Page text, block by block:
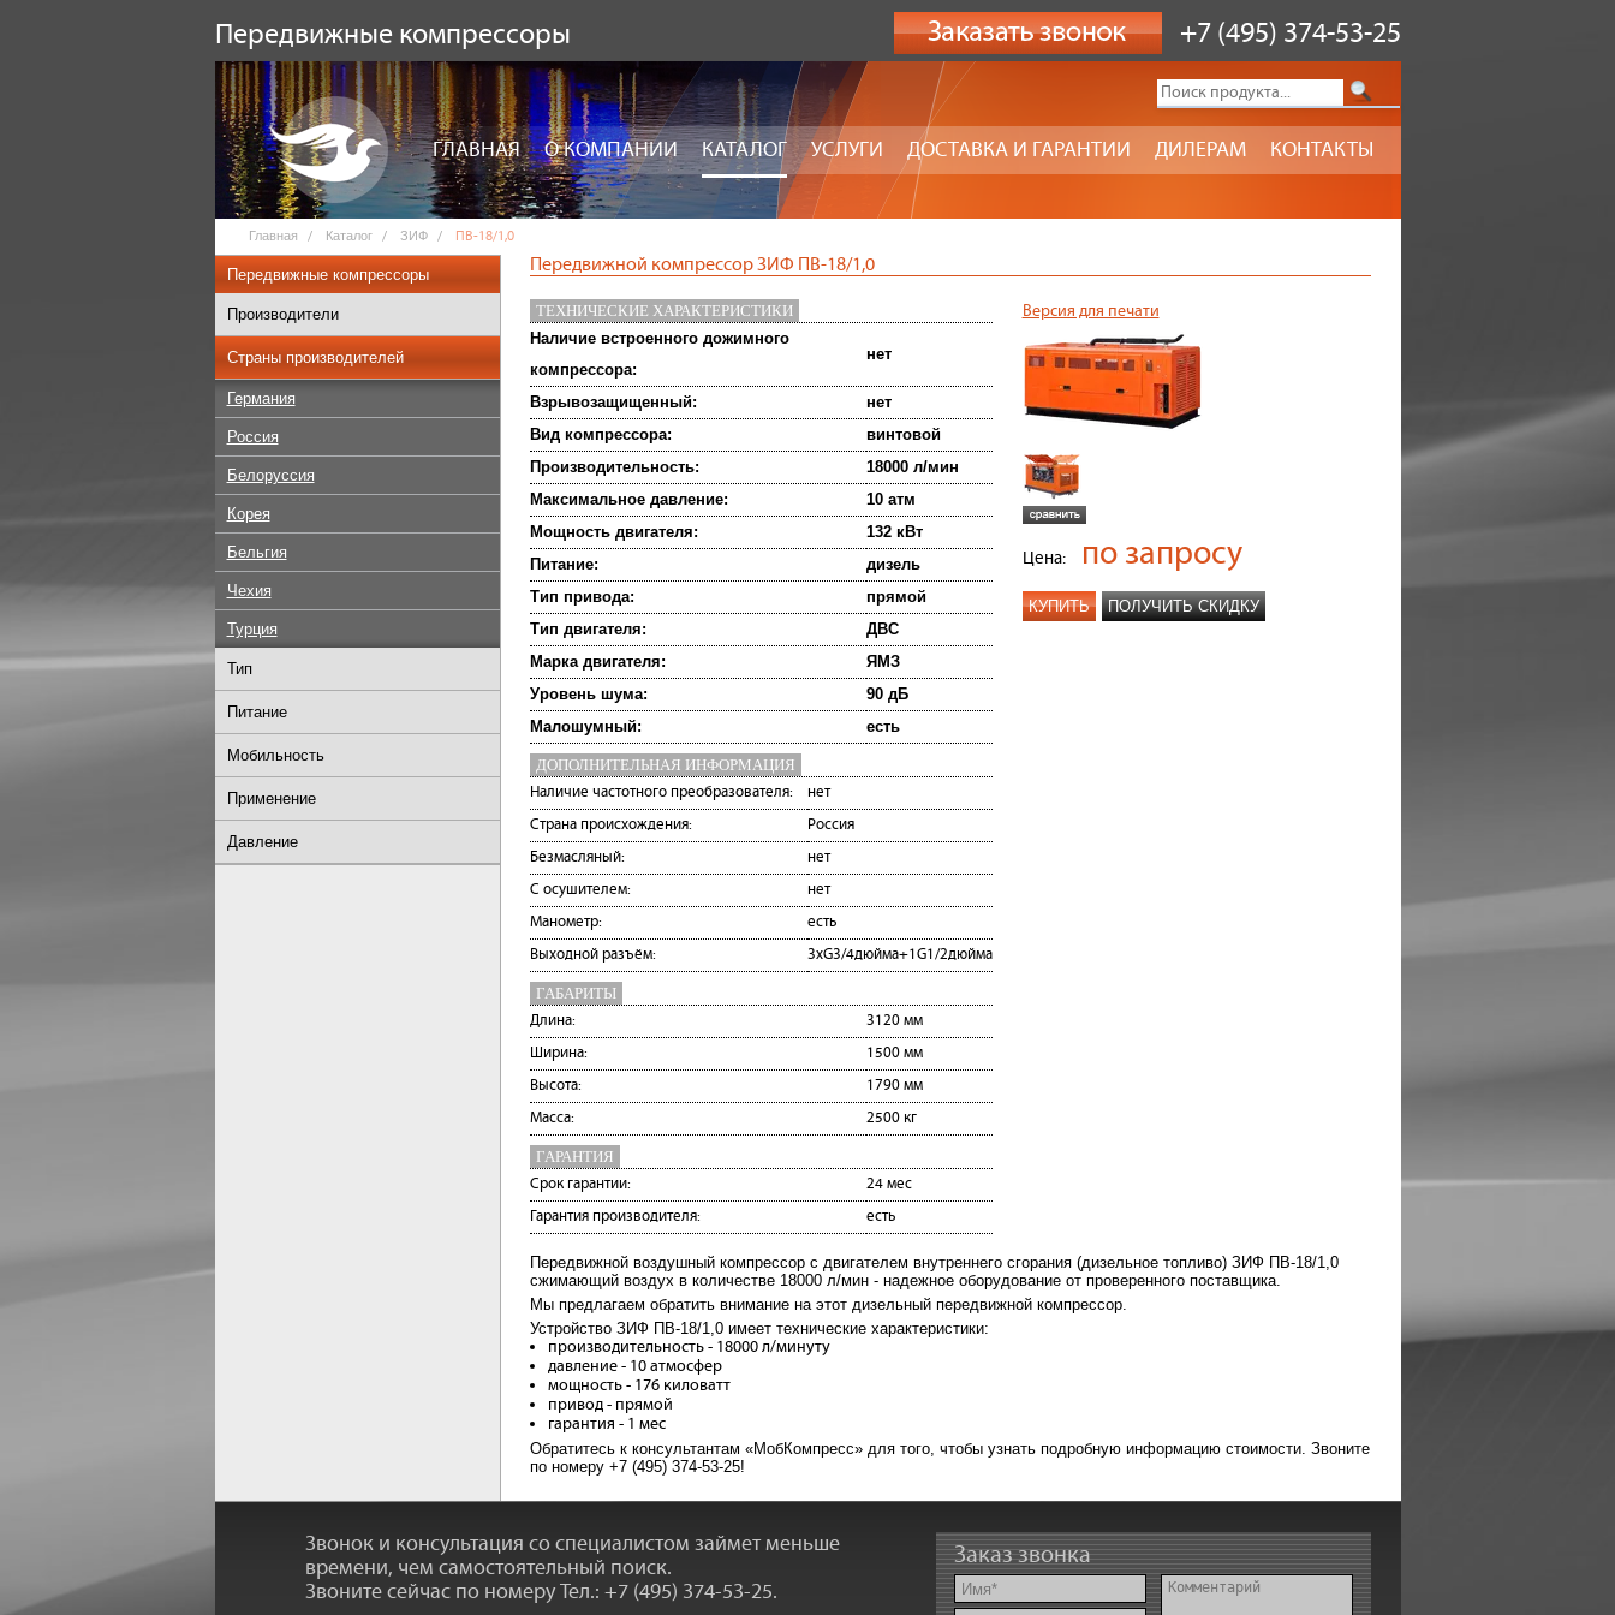
Передвижные компрессоры +7 (495) 374-53-25
ГЛАВНАЯ О КОМПАНИИ КАТАЛОГ УСЛУГИ ДОСТАВКА И ГАРАНТИИ ДИЛЕРАМ КОНТАКТЫ
Главная Каталог ЗИФ ПВ-18/1,0
Передвижные компрессоры
Производители
Страны производителей
Германия
Россия
Белоруссия
Корея
Бельгия
Чехия
Турция
Тип
Питание
Мобильность
Применение
Давление
Передвижной компрессор ЗИФ ПВ-18/1,0
ТЕХНИЧЕСКИЕ ХАРАКТЕРИСТИКИ
Наличие встроенного дожимного
компрессора:
нет
Взрывозащищенный:
нет
Вид компрессора:
винтовой
Производительность:
18000 л/мин
Максимальное давление:
10 атм
Мощность двигателя:
132 кВт
Питание:
дизель
Тип привода:
прямой
Тип двигателя:
ДВС
Марка двигателя:
ЯМЗ
Уровень шума:
90 дБ
Малошумный:
есть
ДОПОЛНИТЕЛЬНАЯ ИНФОРМАЦИЯ
Наличие частотного преобразователя:
нет
Страна происхождения:
Россия
Безмасляный:
нет
С осушителем:
нет
Манометр:
есть
Выходной разъём:
3хG3/4дюйма+1G1/2дюйма
ГАБАРИТЫ
Длина:
3120 мм
Ширина:
1500 мм
Высота:
1790 мм
Масса:
2500 кг
ГАРАНТИЯ
Срок гарантии:
24 мес
Гарантия производителя:
есть
Версия для печати
Цена: по запросу
КУПИТЬ ПОЛУЧИТЬ СКИДКУ
Передвижной воздушный компрессор с двигателем внутреннего сгорания (дизельное топливо) ЗИФ ПВ-18/1,0
сжимающий воздух в количестве 18000 л/мин - надежное оборудование от проверенного поставщика.
Мы предлагаем обратить внимание на этот дизельный передвижной компрессор.
Устройство ЗИФ ПВ-18/1,0 имеет технические характеристики:
производительность - 18000 л/минуту
давление - 10 атмосфер
мощность - 176 киловатт
привод - прямой
гарантия - 1 мес
Обратитесь к консультантам «МобКомпресс» для того, чтобы узнать подробную информацию стоимости. Звоните
по номеру +7 (495) 374-53-25!
Звонок и консультация со специалистом займет меньше
времени, чем самостоятельный поиск.
Звоните сейчас по номеру Тел.: +7 (495) 374-53-25.
Заказ звонка